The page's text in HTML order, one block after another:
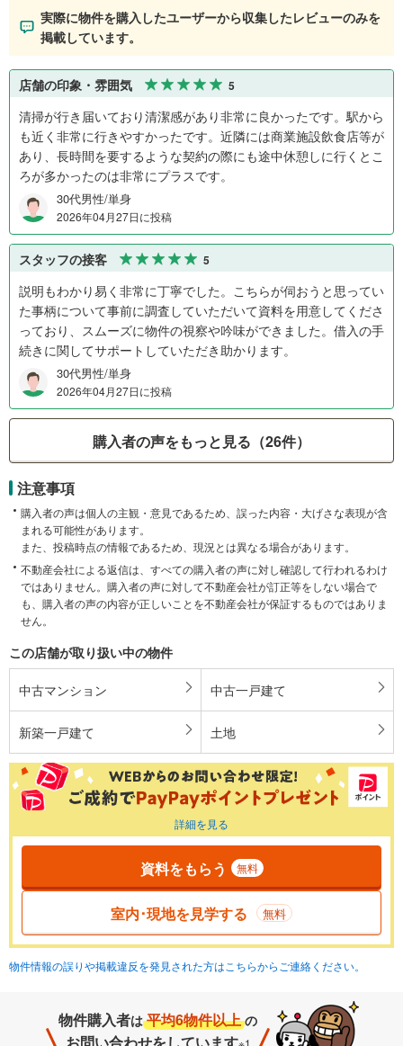
実際に物件を購入したユーザーから収集したレビューのみを
掲載しています。
店舗の印象・雰囲気 5
清掃が行き届いており清潔感があり非常に良かったです。駅から
も近く非常に行きやすかったです。近隣には商業施設飲食店等が
あり、長時間を要するような契約の際にも途中休憩しに行くとこ
ろが多かったのは非常にプラスです。
30代男性/単身
2026年04月27日に投稿
スタッフの接客 5
説明もわかり易く非常に丁寧でした。こちらが伺おうと思ってい
た事柄について事前に調査していただいて資料を用意してくださ
っており、スムーズに物件の視察や吟味ができました。借入の手
続きに関してサポートしていただき助かります。
30代男性/単身
2026年04月27日に投稿
購入者の声をもっと見る（26件）
注意事項
購入者の声は個人の主観・意見であるため、誤った内容・大げさな表現が含
まれる可能性があります。
また、投稿時点の情報であるため、現況とは異なる場合があります。
不動産会社による返信は、すべての購入者の声に対し確認して行われるわけ
ではありません。購入者の声に対して不動産会社が訂正等をしない場合で
も、購入者の声の内容が正しいことを不動産会社が保証するものではありま
せん。
この店舗が取り扱い中の物件
中古マンション 中古一戸建て
新築一戸建て 土地
詳細を見る
資料をもらう 無料
室内･現地を見学する 無料
物件情報の誤りや掲載違反を発見された方はこちらからご連絡ください。
物件購入者は 平均6物件以上 の